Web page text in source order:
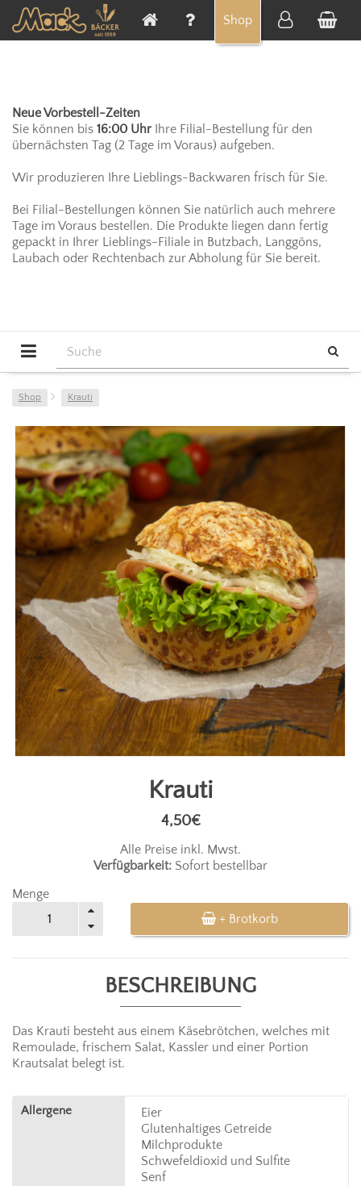
Shop
Neue Vorbestell-Zeiten
Sie können bis 16:00 Uhr Ihre Filial-Bestellung für den
übernächsten Tag (2 Tage im Voraus) aufgeben.
Wir produzieren Ihre Lieblings-Backwaren frisch für Sie.
Bei Filial-Bestellungen können Sie natürlich auch mehrere
Tage im Voraus bestellen. Die Produkte liegen dann fertig
gepackt in Ihrer Lieblings-Filiale in Butzbach, Langgöns,
Laubach oder Rechtenbach zur Abholung für Sie bereit.
Shop Krauti
Krauti
4,50€
Alle Preise inkl. Mwst.
Verfügbarkeit: Sofort bestellbar
Menge
+ Brotkorb
BESCHREIBUNG
Das Krauti besteht aus einem Käsebrötchen, welches mit
Remoulade, frischem Salat, Kassler und einer Portion
Krautsalat belegt ist.
Allergene
Eier
Glutenhaltiges Getreide
Milchprodukte
Schwefeldioxid und Sulfite
Senf
Cookie-Einstellungen